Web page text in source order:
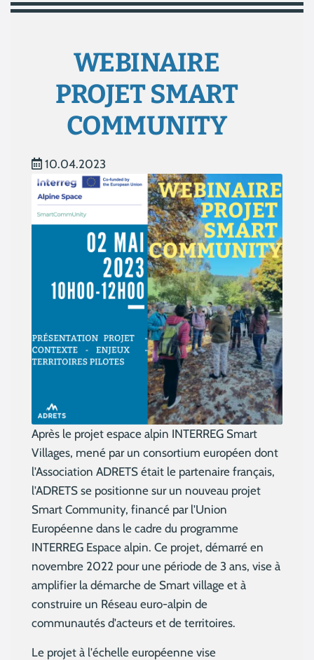
WEBINAIRE
PROJET SMART
COMMUNITY
10.04.2023
Après le projet espace alpin INTERREG Smart
Villages, mené par un consortium européen dont
l'Association ADRETS était le partenaire français,
l'ADRETS se positionne sur un nouveau projet
Smart Community, financé par l'Union
Européenne dans le cadre du programme
INTERREG Espace alpin. Ce projet, démarré en
novembre 2022 pour une période de 3 ans, vise à
amplifier la démarche de Smart village et à
construire un Réseau euro-alpin de
communautés d'acteurs et de territoires.
Le projet à l'échelle européenne vise